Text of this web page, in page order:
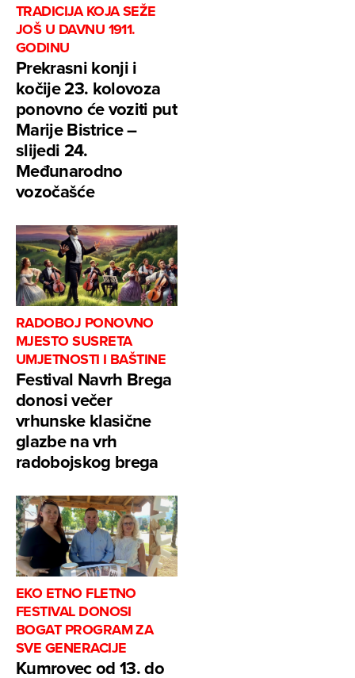
TRADICIJA KOJA SEŽE
JOŠ U DAVNU 1911.
GODINU
Prekrasni konji i
kočije 23. kolovoza
ponovno će voziti put
Marije Bistrice –
slijedi 24.
Međunarodno
vozočašće
RADOBOJ PONOVNO
MJESTO SUSRETA
UMJETNOSTI I BAŠTINE
Festival Navrh Brega
donosi večer
vrhunske klasične
glazbe na vrh
radobojskog brega
EKO ETNO FLETNO
FESTIVAL DONOSI
BOGAT PROGRAM ZA
SVE GENERACIJE
Kumrovec od 13. do